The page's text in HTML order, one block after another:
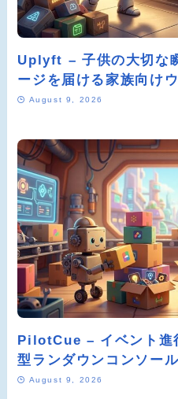
Uplyft – 子供の大切な
ージを届ける家族向け
August 9, 2026
PilotCue – イベント進
型ランダウンコンソール
August 9, 2026